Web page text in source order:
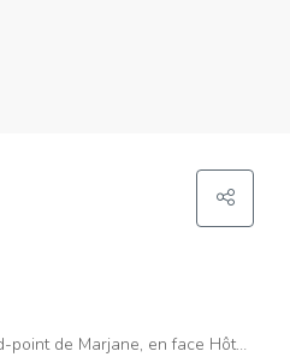
Marjane, en face Hôtel El Yacouta